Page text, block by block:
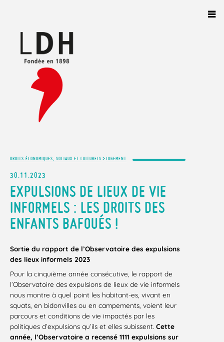
DROITS ÉCONOMIQUES, SOCIAUX ET CULTURELS >LOGEMENT
30.11.2023
EXPULSIONS DE LIEUX DE VIE
INFORMELS : LES DROITS DES
ENFANTS BAFOUÉS !
Sortie du rapport de l’Observatoire des expulsions
des lieux informels 2023
Pour la cinquième année consécutive, le rapport de
l’Observatoire des expulsions de lieux de vie informels
nous montre à quel point les habitant-es, vivant en
squats, en bidonvilles ou en campements, voient leur
parcours et conditions de vie impactés par les
politiques d’expulsions qu’ils et elles subissent. Cette
année, l’Observatoire a recensé 1111 expulsions sur